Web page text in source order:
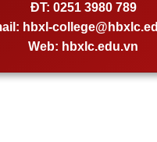
ĐT: 0251 3980 789
hbxl-
Web: hbxlc.edu.vn